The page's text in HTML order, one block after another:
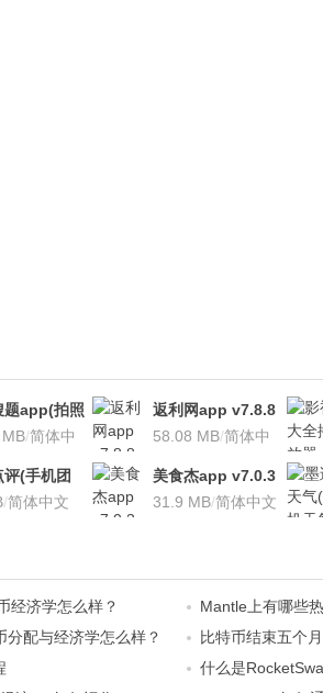
题app(拍照
)V9.7.2安
/简体中
返利网app v7.8.8
安卓版
58.08 MB/简体中
评(手机团
/简体中文
美食杰app v7.0.3
安卓版
31.9 MB/简体中文
经济学怎么样？
Mantle上有哪些
配与经济学怎么样？
比特币结束五个
什么是